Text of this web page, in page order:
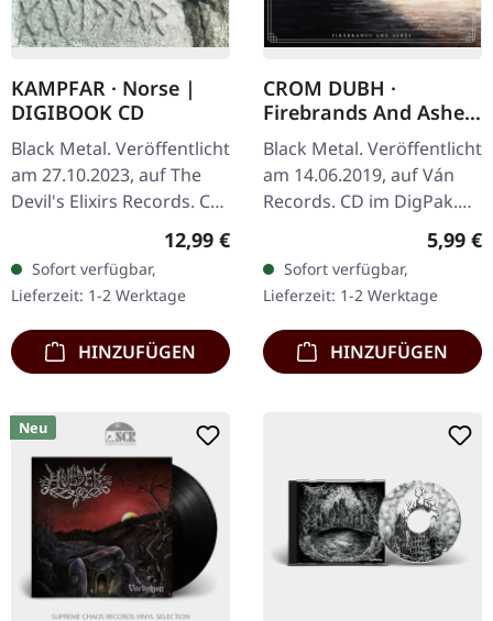
KAMPFAR · Norse |
DIGIBOOK CD
Black Metal. Veröffentlicht
am 27.10.2023, auf The
Devil's Elixirs Records. CD
im noblen Digibook,
handnummerierte
Exemplare. Aus…
Regulärer Preis:
12,99 €
Sofort verfügbar,
Lieferzeit: 1-2 Werktage
HINZUFÜGEN
CROM DUBH ·
Firebrands And Ashes
| DIGIPAK CD
Black Metal. Veröffentlicht
am 14.06.2019, auf Ván
Records. CD im DigPak.
Exemplare. Crom Dubh
entfesselt mit „Firebrands
and…
5,99 €
Sofort verfügbar,
Lieferzeit: 1-2 Werktage
HINZUFÜGEN
Neu